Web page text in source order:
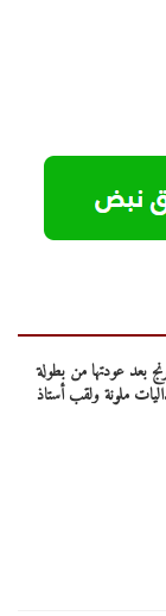
بعد عودتها من بطولة
ملونة ولقب أستاذ